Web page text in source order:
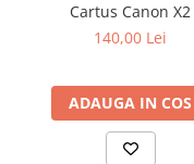
Cartus Canon X2
140,00 Lei
ADAUGA IN COS